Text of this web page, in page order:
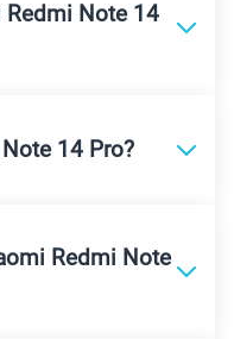
Redmi Note 14
14 Pro?
Redmi Note